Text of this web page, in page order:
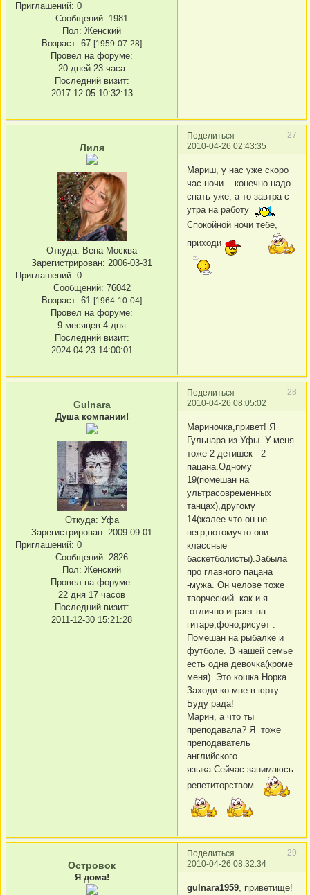
Приглашений: 0
Сообщений: 1981
Пол: Женский
Возраст: 67 [1959-07-28]
Провел на форуме:
20 дней 23 часа
Последний визит:
2017-12-05 10:32:13
Поделиться
27
2010-04-26 02:43:35
Лиля
Откуда: Вена-Москва
Зарегистрирован: 2006-03-31
Приглашений: 0
Сообщений: 76042
Возраст: 61 [1964-10-04]
Провел на форуме:
9 месяцев 4 дня
Последний визит:
2024-04-23 14:00:01
Мариш, у нас уже скоро
час ночи... конечно надо
спать уже, а то завтра с
утра на работу
Спокойной ночи тебе,
приходи
Поделиться
28
2010-04-26 08:05:02
Gulnara
Душа компании!
Откуда: Уфа
Зарегистрирован: 2009-09-01
Приглашений: 0
Сообщений: 2826
Пол: Женский
Провел на форуме:
22 дня 17 часов
Последний визит:
2011-12-30 15:21:28
Мариночка,привет! Я
Гульнара из Уфы. У меня
тоже 2 детишек - 2
пацана.Одному
19(помешан на
ультрасовременных
танцах),другому
14(жалее что он не
негр,потомучто они
классные
баскетболисты).Забыла
про главного пацана
-мужа. Он челове тоже
творческий .как и я
-отлично играет на
гитаре,фоно,рисует .
Помешан на рыбалке и
футболе. В нашей семье
есть одна девочка(кроме
меня). Это кошка Норка.
Заходи ко мне в юрту.
Буду рада!
Марин, а что ты
преподавала? Я тоже
преподаватель
английского
языка.Сейчас занимаюсь
репетиторством.
Поделиться
29
2010-04-26 08:32:34
Островок
Я дома!
gulnara1959, приветище!